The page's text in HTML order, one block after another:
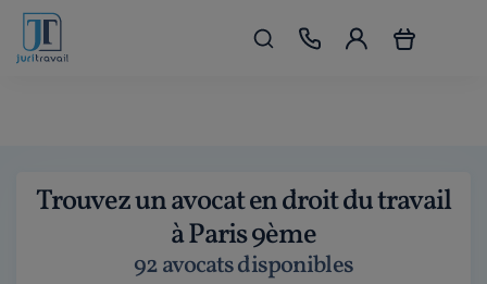
Trouvez un avocat en droit du travail
à Paris 9ème
92 avocats disponibles